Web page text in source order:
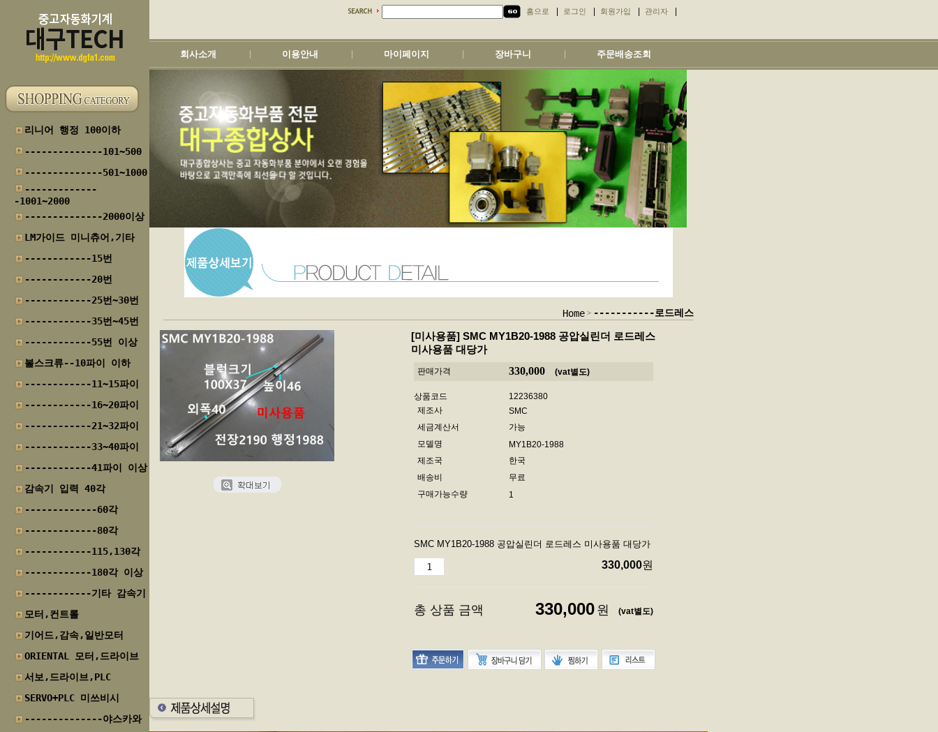
홈으로 로그인 회원가입 관리자
회사소개 이용안내 마이페이지 장바구니 주문배송조회
리니어 행정 100이하
--------------101~500
--------------501~1000
-------------
-1001~2000
--------------2000이상
LM가이드 미니츄어,기타
------------15번
------------20번
------------25번~30번
------------35번~45번
------------55번 이상
볼스크류--10파이 이하
------------11~15파이
------------16~20파이
------------21~32파이
------------33~40파이
------------41파이 이상
감속기 입력 40각
-------------60각
-------------80각
------------115,130각
------------180각 이상
------------기타 감속기
모터,컨트롤
기어드,감속,일반모터
ORIENTAL 모터,드라이브
서보,드라이브,PLC
SERVO+PLC 미쓰비시
--------------야스카와
Home > -----------로드레스
[미사용품] SMC MY1B20-1988 공압실린더 로드레스
미사용품 대당가
판매가격 330,000 (vat별도)
상품코드
12236380
제조사
SMC
세금계산서
가능
모델명
MY1B20-1988
제조국
한국
배송비
무료
구매가능수량
1
SMC MY1B20-1988 공압실린더 로드레스 미사용품 대당가
330,000원
총 상품 금액 330,000 원 (vat별도)